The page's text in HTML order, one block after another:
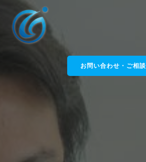
ツ
へ
ス
お問い合わせ・ご相談